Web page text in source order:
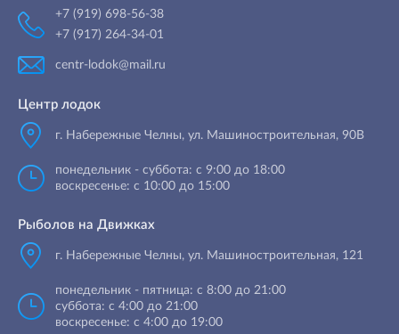
+7 (919) 698-56-38
+7 (917) 264-34-01
centr-lodok@mail.ru
Центр лодок
г. Набережные Челны, ул. Машиностроительная, 90B
понедельник - суббота: с 9:00 до 18:00
воскресенье: с 10:00 до 15:00
Рыболов на Движках
г. Набережные Челны, ул. Машиностроительная, 121
понедельник - пятница: с 8:00 до 21:00
суббота: с 4:00 до 21:00
воскресенье: с 4:00 до 19:00